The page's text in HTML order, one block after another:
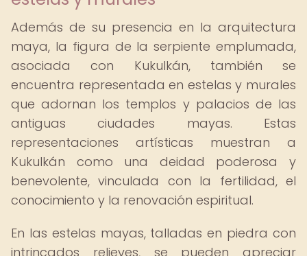
Además de su presencia en la arquitectura
maya, la figura de la serpiente emplumada,
asociada con Kukulkán, también se
encuentra representada en estelas y murales
que adornan los templos y palacios de las
antiguas ciudades mayas. Estas
representaciones artísticas muestran a
Kukulkán como una deidad poderosa y
benevolente, vinculada con la fertilidad, el
conocimiento y la renovación espiritual.
En las estelas mayas, talladas en piedra con
intrincados relieves, se pueden apreciar